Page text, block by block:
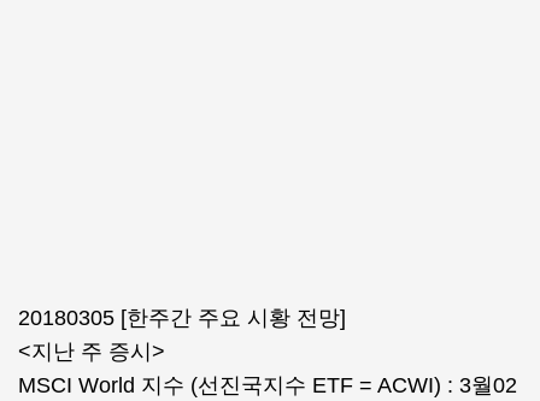
20180305 [한주간 주요 시황 전망]
<지난 주 증시>
MSCI World 지수 (선진국지수 ETF = ACWI) : 3월02